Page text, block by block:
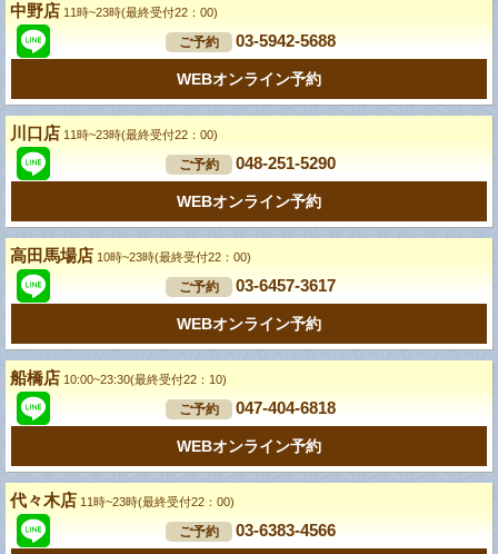
中野店 11時~23時(最終受付22：00)
ご予約 03-5942-5688
WEBオンライン予約
川口店 11時~23時(最終受付22：00)
ご予約 048-251-5290
WEBオンライン予約
高田馬場店 10時~23時(最終受付22：00)
ご予約 03-6457-3617
WEBオンライン予約
船橋店 10:00~23:30(最終受付22：10)
ご予約 047-404-6818
WEBオンライン予約
代々木店 11時~23時(最終受付22：00)
ご予約 03-6383-4566